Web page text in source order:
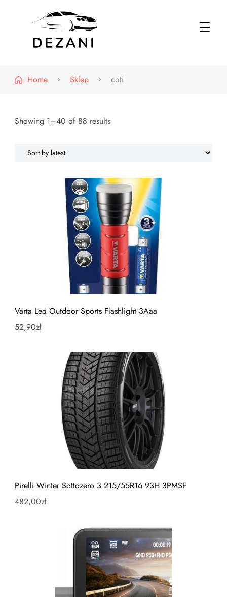
Home
Sklep cdti
Showing 1–40 of 88 results
Varta Led Outdoor Sports Flashlight 3Aaa
52,90zł
Pirelli Winter Sottozero 3 215/55R16 93H 3PMSF
482,00zł